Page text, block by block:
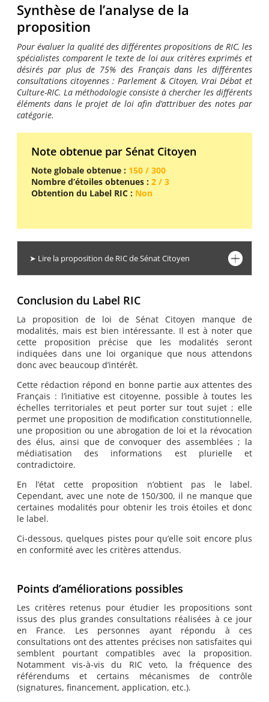
Synthèse de l’analyse de la
proposition
Pour évaluer la qualité des différentes propositions de RIC, les
spécialistes comparent le texte de loi aux critères exprimés et
désirés par plus de 75% des Français dans les différentes
consultations citoyennes : Parlement & Citoyen, Vrai Débat et
Culture-RIC. La méthodologie consiste à chercher les différents
éléments dans le projet de loi afin d’attribuer des notes par
catégorie.
Note obtenue par Sénat Citoyen
Note globale obtenue : 150 / 300
Nombre d’étoiles obtenues : 2 / 3
Obtention du Label RIC : Non
➤ Lire la proposition de RIC de Sénat Citoyen
Conclusion du Label RIC
La proposition de loi de Sénat Citoyen manque de
modalités, mais est bien intéressante. Il est à noter que
cette proposition précise que les modalités seront
indiquées dans une loi organique que nous attendons
donc avec beaucoup d’intérêt.
Cette rédaction répond en bonne partie aux attentes des
Français : l’initiative est citoyenne, possible à toutes les
échelles territoriales et peut porter sur tout sujet ; elle
permet une proposition de modification constitutionnelle,
une proposition ou une abrogation de loi et la révocation
des élus, ainsi que de convoquer des assemblées ; la
médiatisation des informations est plurielle et
contradictoire.
En l’état cette proposition n’obtient pas le label.
Cependant, avec une note de 150/300, il ne manque que
certaines modalités pour obtenir les trois étoiles et donc
le label.
Ci-dessous, quelques pistes pour qu’elle soit encore plus
en conformité avec les critères attendus.
Points d’améliorations possibles
Les critères retenus pour étudier les propositions sont
issus des plus grandes consultations réalisées à ce jour
en France. Les personnes ayant répondu à ces
consultations ont des attentes précises non satisfaites qui
semblent pourtant compatibles avec la proposition.
Notamment vis-à-vis du RIC veto, la fréquence des
référendums et certains mécanismes de contrôle
(signatures, financement, application, etc.).